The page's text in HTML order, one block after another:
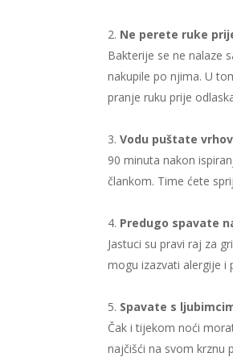
Ne perete ruke
Bakterije se ne nalaze
nakupile po njima. U
pranje ruku prije
Vodu puštate
90 minuta nakon
člankom. Time ćete
Predugo spavate
Jastuci su pravi raj za
mogu izazvati alergije i
Spavate s
Čak i tijekom noći
najčišći na svom krznu